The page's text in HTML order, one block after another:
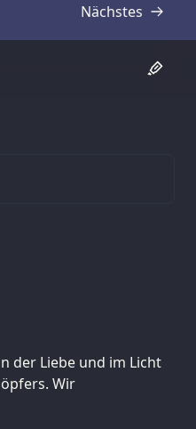
Nächstes
Transkript
der Liebe und im Licht
Wir